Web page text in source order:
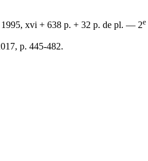
xvi + 638 p. + 32 p. de pl. — 2e
p. 445-482.